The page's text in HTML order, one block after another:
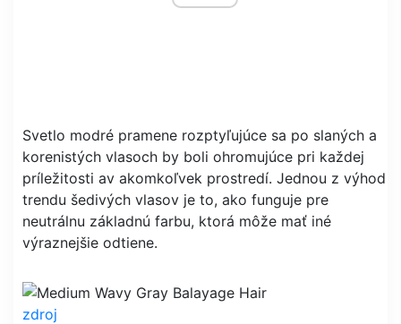
Svetlo modré pramene rozptyľujúce sa po slaných a
korenistých vlasoch by boli ohromujúce pri každej
príležitosti av akomkoľvek prostredí. Jednou z výhod
trendu šedivých vlasov je to, ako funguje pre
neutrálnu základnú farbu, ktorá môže mať iné
výraznejšie odtiene.
zdroj